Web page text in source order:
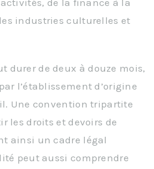
de la finance à la
industries culturelles et
durer de deux à douze mois,
l’établissement d’origine
Une convention tripartite
les droits et devoirs de
ainsi un cadre légal
peut aussi comprendre